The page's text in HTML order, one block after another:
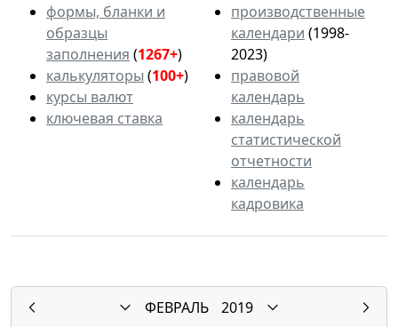
формы, бланки и
образцы
заполнения (1267+)
калькуляторы (100+)
курсы валют
ключевая ставка
производственные
календари (1998-
2023)
правовой
календарь
календарь
статистической
отчетности
календарь
кадровика
ФЕВРАЛЬ
2019